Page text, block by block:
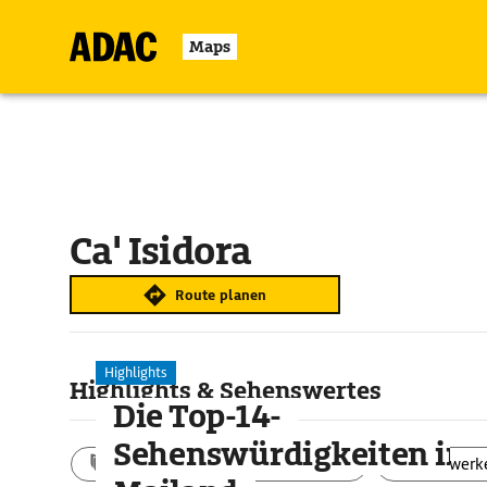
Maps
Ca' Isidora
Route planen
Highlights & Sehenswertes
Aktivitäten Landschaft
Highlights
Die Top-14-
Sehenswürdigkeiten in